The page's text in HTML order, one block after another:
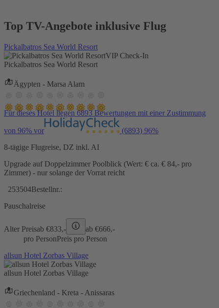
Top TV-Angebote inklusive Flug
Pickalbatros Sea World Resort
VIP Check-In
Pickalbatros Sea World Resort
Ägypten - Marsa Alam
Für dieses Hotel liegen 6893 Bewertungen mit einer Zustimmung
von 96% vor (6893) 96%
8-tägige Flugreise, DZ inkl. AI
Upgrade auf Doppelzimmer Poolblick (Wert: € ca. € 84,- pro
Zimmer) - nur solange der Vorrat reicht
253504Bestellnr.:
Pauschalreise
Alter Preisab €833,- ab €666,-
pro PersonPreis pro Person
allsun Hotel Zorbas Village
allsun Hotel Zorbas Village
Griechenland - Kreta - Anissaras